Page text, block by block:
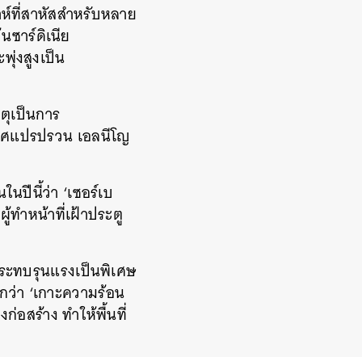
ที่สาหัสสำหรับหลาย
ซาร์ดิเนีย
งสูงเป็น
เป็นการ
แปรปรวน เอลนีโญ
ปีนี้ว่า ‘เซอร์เบ
ทำหน้าที่เฝ้าประตู
ทบรุนแรงเป็นพิเศษ
า ‘เกาะความร้อน
ก่อสร้าง ทำให้พื้นที่